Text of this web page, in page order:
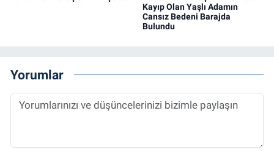
Kayıp Olan Yaşlı Adamın
Cansız Bedeni Barajda
Bulundu
Yorumlar